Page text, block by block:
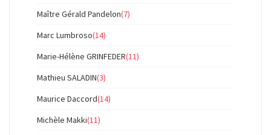
Maître Gérald Pandelon(7)
Marc Lumbroso(14)
Marie-Hélène GRINFEDER(11)
Mathieu SALADIN(3)
Maurice Daccord(14)
Michèle Makki(11)